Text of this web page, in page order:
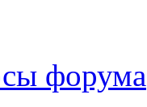
форума